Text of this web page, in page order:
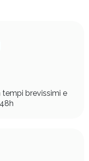
brevissimi e